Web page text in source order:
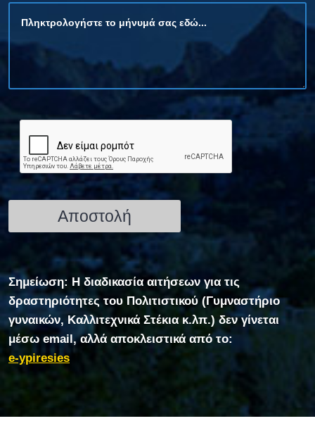
Σημείωση: Η διαδικασία αιτήσεων για τις
δραστηριότητες του Πολιτιστικού (Γυμναστήριο
γυναικών, Καλλιτεχνικά Στέκια κ.λπ.) δεν γίνεται
μέσω email, αλλά αποκλειστικά από το:
e-ypiresies